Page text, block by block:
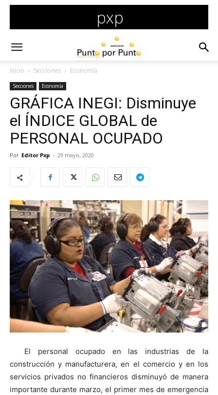
Inicio Secciones Economía
Secciones Economía
GRÁFICA INEGI: Disminuye
el ÍNDICE GLOBAL de
PERSONAL OCUPADO
Por Editor Pxp - 29 mayo, 2020
El personal ocupado en las industrias de la
construcción y manufacturera, en el comercio y en los
servicios privados no financieros disminuyó de manera
importante durante marzo, el primer mes de emergencia